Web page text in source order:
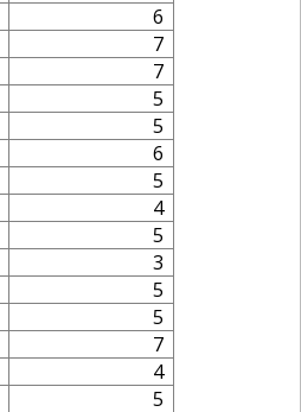
6
7
7
5
5
6
5
4
5
3
5
5
7
4
5